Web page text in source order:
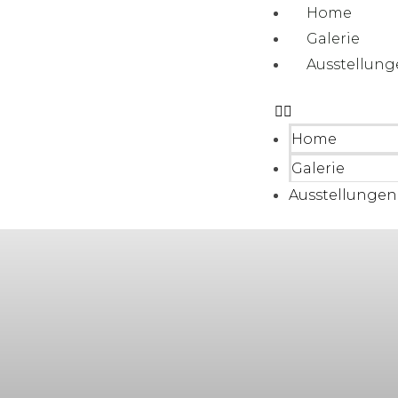
Home
Galerie
Home
Galerie
Ausstellungen